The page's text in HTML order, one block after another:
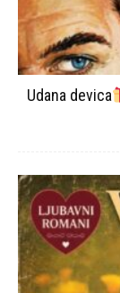
Udana devica